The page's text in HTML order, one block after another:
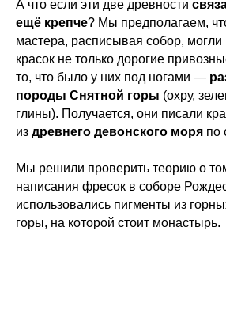
А что если эти две древности
ещё крепче? Мы предполагаем,
мастера, расписывая собор, могли
красок не только дорогие
то, что было у них под ногами —
породы Снятной горы (охру,
глины). Получается, они писали
из древнего девонского моря по
Мы решили проверить теорию о
написания фресок в соборе
использовались пигменты из
горы, на которой стоит монастырь.